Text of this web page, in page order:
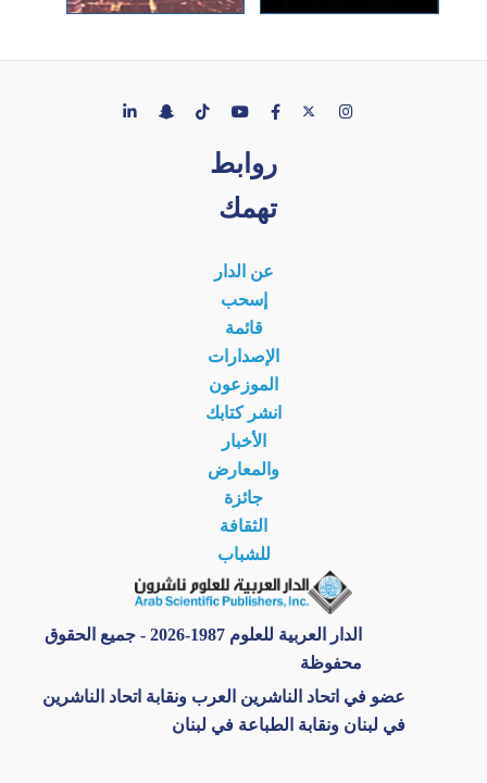
روابط
تهمك
عن الدار
إسحب
قائمة
الإصدارات
الموزعون
انشر كتابك
الأخبار
والمعارض
جائزة
الثقافة
للشباب
الدار العربية للعلوم 1987-2026 - جميع الحقوق
محفوظة
عضو في اتحاد الناشرين العرب ونقابة اتحاد الناشرين
في لبنان ونقابة الطباعة في لبنان